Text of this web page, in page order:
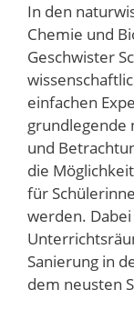
In den
Chemie und
Geschwister
einfachen
grundlegende
und
die
für
werden.
Sanierung in
dem neusten